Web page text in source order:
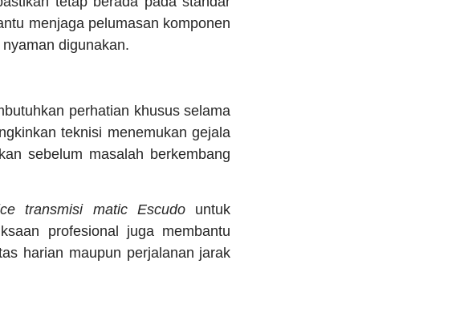
menjaga pelumasan komponen
digunakan.
perhatian khusus selama
teknisi menemukan gejala
sebelum masalah berkembang
transmisi matic Escudo untuk
profesional juga membantu
harian maupun perjalanan jarak